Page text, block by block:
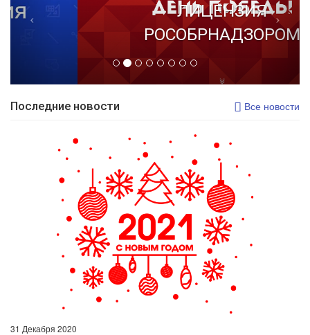
ЛИЦЕНЗИЯ
РОСОБРНАДЗОРОМ
Последние новости Все новости
31 Декабря 2020